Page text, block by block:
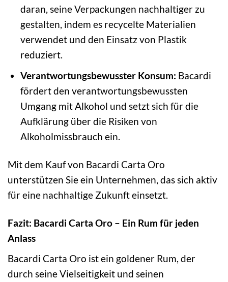
daran, seine Verpackungen nachhaltiger zu
gestalten, indem es recycelte Materialien
verwendet und den Einsatz von Plastik
reduziert.
Verantwortungsbewusster Konsum: Bacardi
fördert den verantwortungsbewussten
Umgang mit Alkohol und setzt sich für die
Aufklärung über die Risiken von
Alkoholmissbrauch ein.
Mit dem Kauf von Bacardi Carta Oro
unterstützen Sie ein Unternehmen, das sich aktiv
für eine nachhaltige Zukunft einsetzt.
Fazit: Bacardi Carta Oro – Ein Rum für jeden
Anlass
Bacardi Carta Oro ist ein goldener Rum, der
durch seine Vielseitigkeit und seinen